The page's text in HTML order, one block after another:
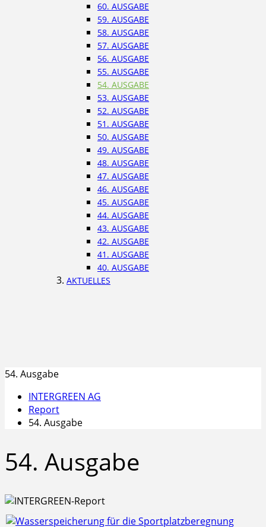
60. AUSGABE
59. AUSGABE
58. AUSGABE
57. AUSGABE
56. AUSGABE
55. AUSGABE
54. AUSGABE
53. AUSGABE
52. AUSGABE
51. AUSGABE
50. AUSGABE
49. AUSGABE
48. AUSGABE
47. AUSGABE
46. AUSGABE
45. AUSGABE
44. AUSGABE
43. AUSGABE
42. AUSGABE
41. AUSGABE
40. AUSGABE
AKTUELLES
54. Ausgabe
INTERGREEN AG
Report
54. Ausgabe
54. Ausgabe